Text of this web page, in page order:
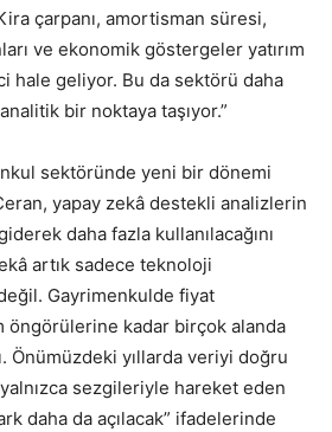
çarpanı, amortisman süresi,
ve ekonomik göstergeler yatırım
hale geliyor. Bu da sektörü daha
bir noktaya taşıyor.”
sektöründe yeni bir dönemi
yapay zekâ destekli analizlerin
daha fazla kullanılacağını
artık sadece teknoloji
Gayrimenkulde fiyat
öngörülerine kadar birçok alanda
Önümüzdeki yıllarda veriyi doğru
yalnızca sezgileriyle hareket eden
daha da açılacak” ifadelerinde